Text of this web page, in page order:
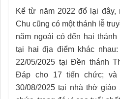
Kể từ năm 2022 đổ lại đây,
Chu cũng có một thánh lễ
năm ngoái có đến hai
tại hai địa điểm khác
22/05/2025 tại Đền thánh
Đáp cho 17 tiến chức;
30/08/2025 tại nhà thờ